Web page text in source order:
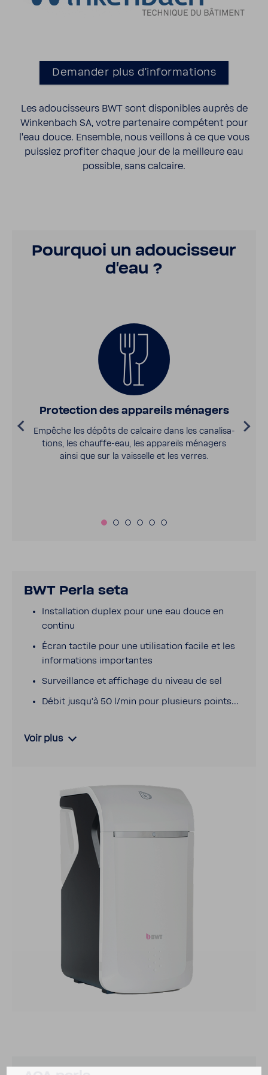
Demander plus d’in­for­ma­tions
Les adou­cis­seurs BWT sont dispo­nibles auprès de
Winken­bach SA, votre parte­naire compé­tent pour
l’eau douce. Ensemble, nous veillons à ce que vous
puis­siez profiter chaque jour de la meilleure eau
possible, sans calcaire.
Pour­quoi un adou­cis­seur
d’eau ?
Protec­tion des appa­reils ména­gers
Empêche les dépôts de calcaire dans les cana­li­sa­
tions, les chauffe-​eau, les appa­reils ména­gers
ainsi que sur la vais­selle et les verres.
BWT Perla seta
Instal­la­tion duplex pour une eau douce en
continu
Écran tactile pour une utili­sa­tion facile et les
infor­ma­tions impor­tantes
Surveillance et affi­chage du niveau de sel
Débit jusqu’à 50 l/min pour plusieurs points...
Voir plus